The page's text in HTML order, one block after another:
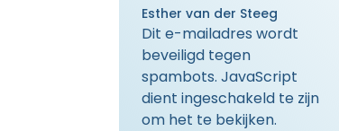
Esther van der Steeg
Dit e-mailadres wordt
beveiligd tegen
spambots. JavaScript
dient ingeschakeld te zijn
om het te bekijken.